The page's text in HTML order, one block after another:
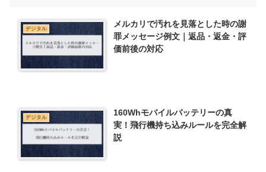
デジタル
メルカリで汚れを見落とした時の謝
罪メッセージ例文｜返品・返金・評
価前後の対応
デジタル
160Whモバイルバッテリーの真
実！飛行機持ち込みルールを完全解
説